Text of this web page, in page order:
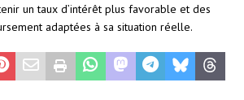
un taux d’intérêt plus favorable et des
adaptées à sa situation réelle.